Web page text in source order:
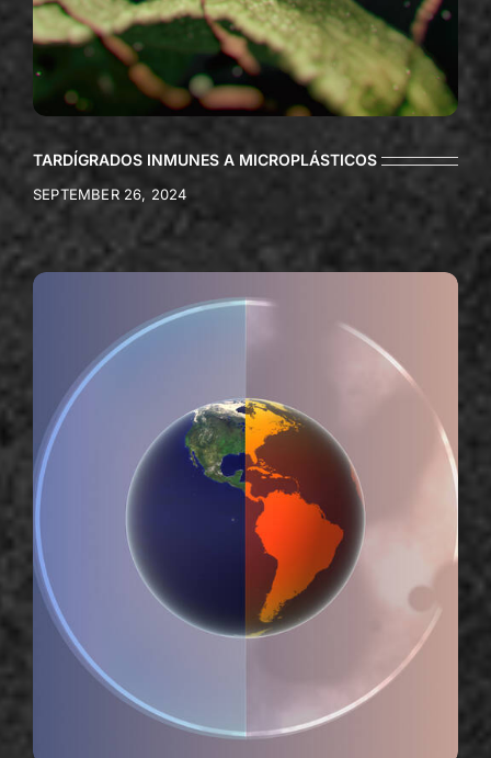
TARDÍGRADOS INMUNES A MICROPLÁSTICOS
SEPTEMBER 26, 2024